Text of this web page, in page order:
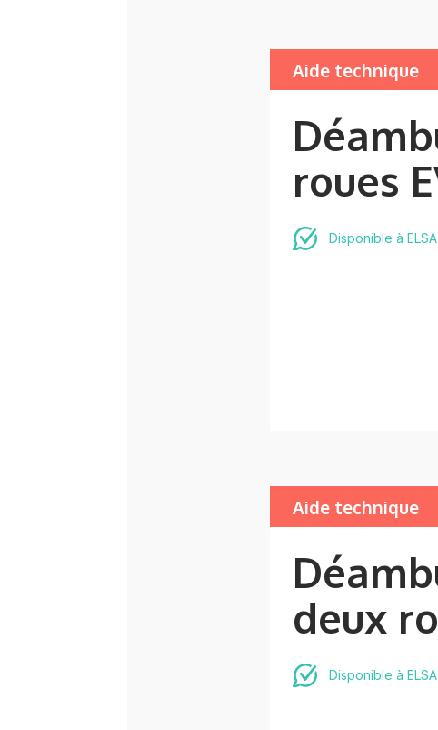
Aide technique
roues
Disponible à ELSA
Aide technique
deux
Disponible à ELSA